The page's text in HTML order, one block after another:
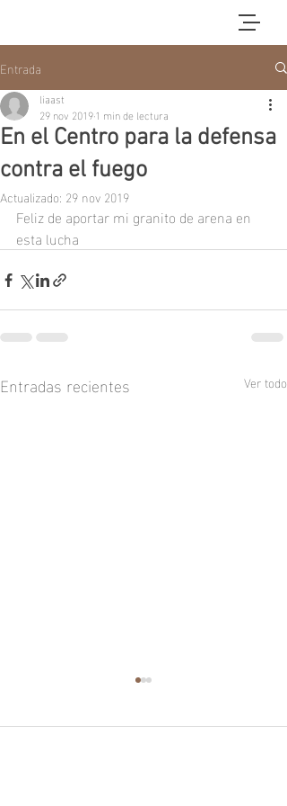
Entrada
En el Centro para la defensa
contra el fuego
liaast
29 nov 20191 min de lectura
Actualizado: 29 nov 2019
Feliz de aportar mi granito de arena en
esta lucha
Entradas recientes Ver todo
Los peligros de la mina